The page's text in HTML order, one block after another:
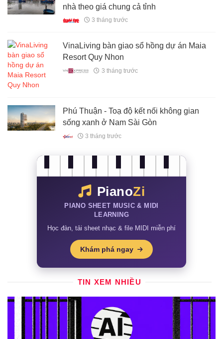
nhà theo giá chung cả tỉnh
3 tháng trước
VinaLiving bàn giao sổ hồng dự án Maia
Resort Quy Nhon
3 tháng trước
Phú Thuận - Toạ độ kết nối không gian
sống xanh ở Nam Sài Gòn
3 tháng trước
PianoZi
PIANO SHEET MUSIC & MIDI
LEARNING
Học đàn, tải sheet nhạc & file MIDI miễn phí
Khám phá ngay
TIN XEM NHIỀU